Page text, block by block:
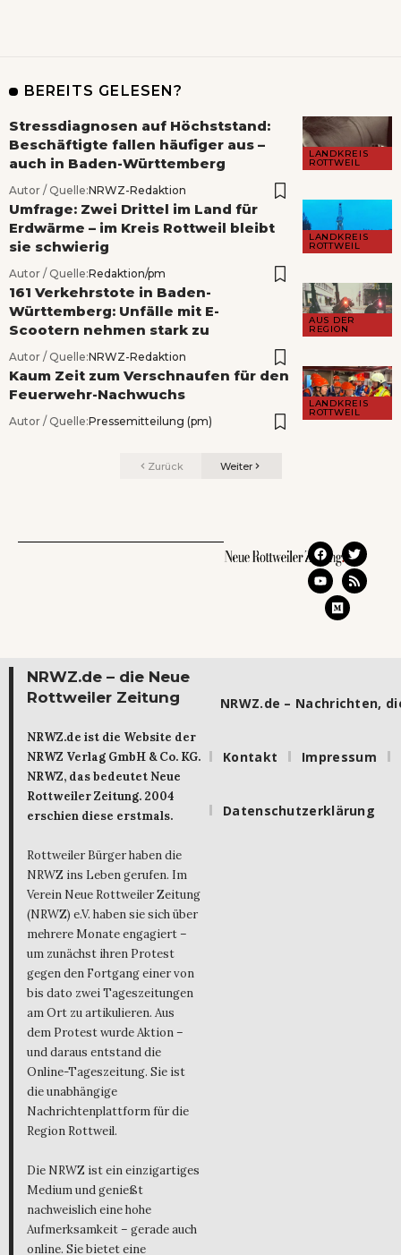
BEREITS GELESEN?
LANDKREIS
ROTTWEIL
Stressdiagnosen auf Höchststand:
Beschäftigte fallen häufiger aus –
auch in Baden-Württemberg
Autor / Quelle:NRWZ-Redaktion
LANDKREIS
ROTTWEIL
Umfrage: Zwei Drittel im Land für
Erdwärme – im Kreis Rottweil bleibt
sie schwierig
Autor / Quelle:Redaktion/pm
AUS DER
REGION
161 Verkehrstote in Baden-
Württemberg: Unfälle mit E-
Scootern nehmen stark zu
Autor / Quelle:NRWZ-Redaktion
LANDKREIS
ROTTWEIL
Kaum Zeit zum Verschnaufen für den
Feuerwehr-Nachwuchs
Autor / Quelle:Pressemitteilung (pm)
Zurück Weiter
NRWZ.de – die Neue
Rottweiler Zeitung
NRWZ.de ist die Website der
NRWZ Verlag GmbH & Co. KG.
NRWZ, das bedeutet Neue
Rottweiler Zeitung. 2004
erschien diese erstmals.
Rottweiler Bürger haben die
NRWZ ins Leben gerufen. Im
Verein Neue Rottweiler Zeitung
(NRWZ) e.V. haben sie sich über
mehrere Monate engagiert –
um zunächst ihren Protest
gegen den Fortgang einer von
bis dato zwei Tageszeitungen
am Ort zu artikulieren. Aus
dem Protest wurde Aktion –
und daraus entstand die
Online-Tageszeitung. Sie ist
die unabhängige
Nachrichtenplattform für die
Region Rottweil.
Die NRWZ ist ein einzigartiges
Medium und genießt
nachweislich eine hohe
Aufmerksamkeit – gerade auch
online. Sie bietet eine
NRWZ.de – Nachrichten,
Kontakt Impressum
Datenschutzerklärung